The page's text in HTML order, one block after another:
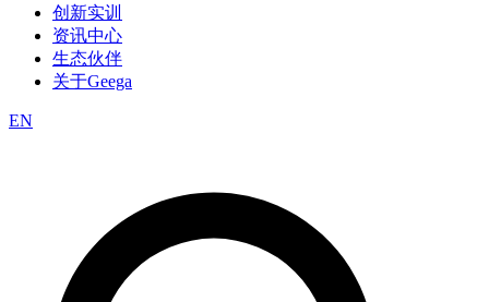
创新实训
资讯中心
生态伙伴
关于Geega
EN